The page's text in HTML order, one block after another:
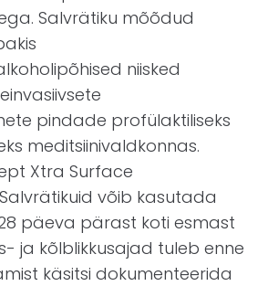
Salvrätiku mõõdud
niisked
pindade profülaktiliseks
meditsiinivaldkonnas.
Xtra Surface
võib kasutada
päeva pärast koti esmast
ja kõlblikkusajad tuleb enne
käsitsi dokumenteerida